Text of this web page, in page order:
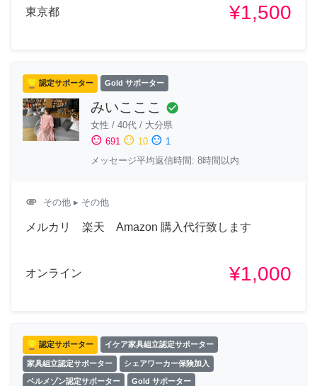
東京都 ¥1,500
認定サポーター Gold サポーター
みいこここ check_circle
女性 / 40代 / 大分県
sentiment_satisfied 691 sentiment_neutral 10 sentiment_dissatisfied 1
メッセージ平均返信時間: 8時間以内
attachment その他 ▸ その他
メルカリ 楽天 Amazon 購入代行致します
オンライン ¥1,000
認定サポーター イケア家具組立認定サポーター
家具組立認定サポーター シェアワーカー保険加入
ベルメゾン認定サポーター Gold サポーター